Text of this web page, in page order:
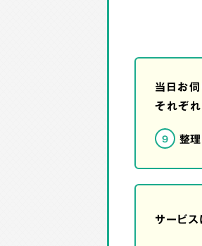
当日お
それぞ
9 整理
サービ